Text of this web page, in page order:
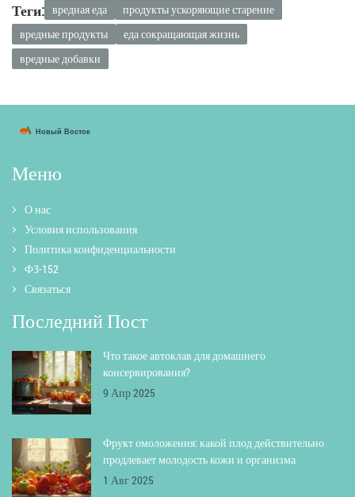
Теги: вредная еда
продукты ускоряющие старение
вредные продукты
еда сокращающая жизнь
вредные добавки
Меню
О нас
Условия использования
Политика конфиденциальности
ФЗ-152
Связаться
Последний Пост
Что такое автоклав для домашнего
консервирования?
9 Апр 2025
Фрукт омоложения: какой плод действительно
продлевает молодость кожи и организма
1 Авг 2025